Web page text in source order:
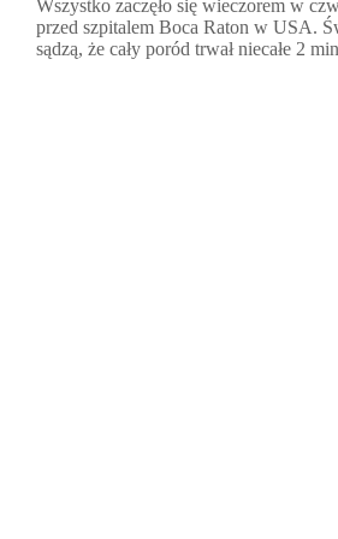
Wszystko zaczęło się wieczorem w
przed szpitalem Boca Raton w USA.
sądzą, że cały poród trwał niecałe 2